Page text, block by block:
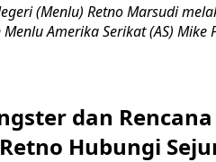
(Menlu) Retno Marsudi
Amerika Serikat (AS) Mike
dan
Hubungi